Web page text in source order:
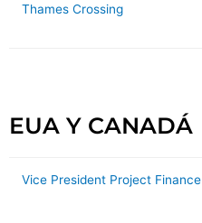
Thames Crossing
EUA Y CANADÁ
Vice President Project Finance